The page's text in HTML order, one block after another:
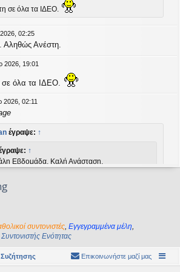
σε όλα τα ΙΔΕΟ.
02:25
Αληθώς Ανέστη.
2026, 19:01
σε όλα τα ΙΔΕΟ.
2026, 02:11
έγραψε: ↑
↑
Εβδομάδα. Καλή Ανάσταση.
σε όλους!
Απρ 2026, 14:21
↑
Εβδομάδα. Καλή Ανάσταση.
σε όλους!
συντονιστές Εγγεγραμμένα μέλη
Συντονιστής Ενότητας
Επικοινωνήστε μαζί μας